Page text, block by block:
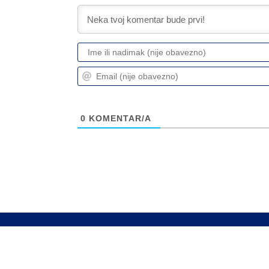
0 KOMENTAR/A